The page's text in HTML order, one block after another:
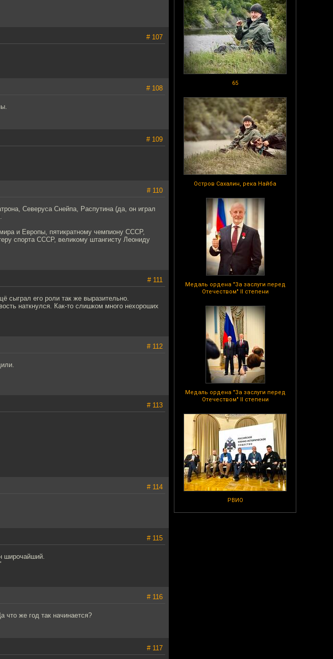
65
Остров Сахалин, река Найба
Медаль ордена "За заслуги перед
Отечеством" II степени
Медаль ордена "За заслуги перед
Отечеством" II степени
РВИО
# 107
# 108
# 109
# 110
Северуса Снейпа, Распутина (да, он играл
и Европы, пятикратному чемпиону СССР,
спорта СССР, великому штангисту Леониду
# 111
сыграл его роли так же выразительно.
наткнулся. Как-то слишком много нехороших
# 112
# 113
# 114
# 115
широчайший.
# 116
же год так начинается?
# 117